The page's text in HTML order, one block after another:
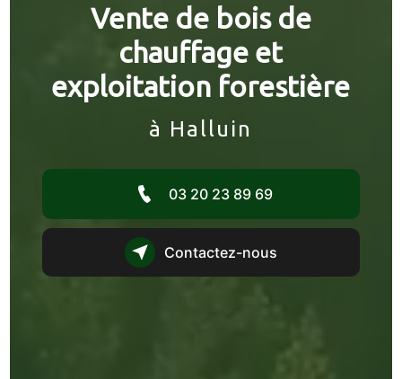
Vente de bois de
chauffage et
exploitation forestière
à Halluin
03 20 23 89 69
Contactez-nous